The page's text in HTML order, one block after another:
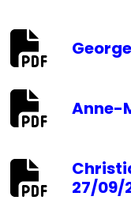
Anne-
27/09/